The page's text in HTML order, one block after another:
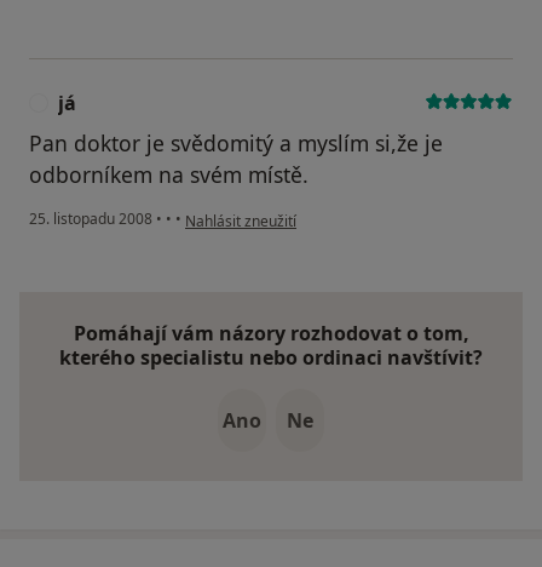
já
Pan doktor je svědomitý a myslím si,že je
odborníkem na svém místě.
25. listopadu 2008 • • • podle názoru uživatele já
Nahlásit zneužití
Pomáhají vám názory rozhodovat o tom,
kterého specialistu nebo ordinaci navštívit?
Ano Ne